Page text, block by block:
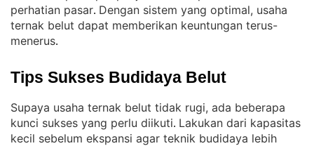
perhatian pasar. Dengan sistem yang optimal, usaha
ternak belut dapat memberikan keuntungan terus-
menerus.
Tips Sukses Budidaya Belut
Supaya usaha ternak belut tidak rugi, ada beberapa
kunci sukses yang perlu diikuti. Lakukan dari kapasitas
kecil sebelum ekspansi agar teknik budidaya lebih